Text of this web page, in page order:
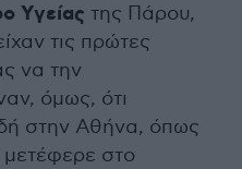
Υγείας της Πάρου,
τις πρώτες
να την
όμως, ότι
στην Αθήνα, όπως
μετέφερε στο